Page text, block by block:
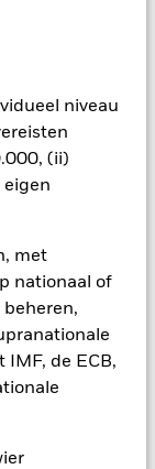
niveau
(ii)
met
nationaal of
IMF, de ECB,
aan
markten.
in bepaalde
aan het
valuta's.
van invloed op
aandelen en
Tot de
politiek en
criteria die bij de
de definitie van
van bedrijven
fondsen.